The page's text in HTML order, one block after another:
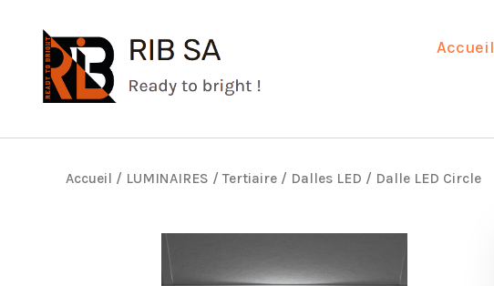
contenu
Accueil
Accueil / LUMINAIRES /Tertiaire / Dalles LED / Dalle LED Circle